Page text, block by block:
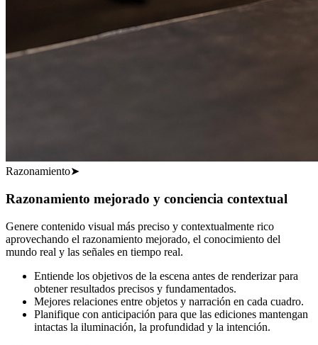
Razonamiento➤
Razonamiento mejorado y conciencia contextual
Genere contenido visual más preciso y contextualmente rico
aprovechando el razonamiento mejorado, el conocimiento del
mundo real y las señales en tiempo real.
Entiende los objetivos de la escena antes de renderizar para
obtener resultados precisos y fundamentados.
Mejores relaciones entre objetos y narración en cada cuadro.
Planifique con anticipación para que las ediciones mantengan
intactas la iluminación, la profundidad y la intención.